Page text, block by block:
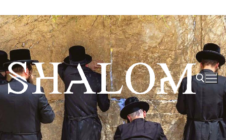
Hyppää
sisältöön
Hae: